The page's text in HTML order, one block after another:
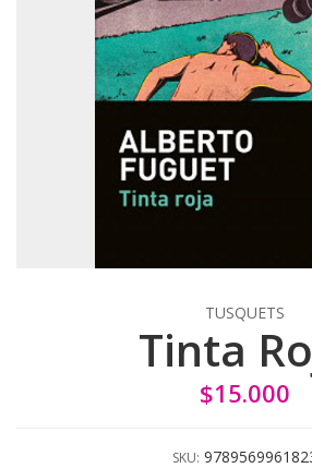
TUSQUETS
Tinta
$15.000
SKU: